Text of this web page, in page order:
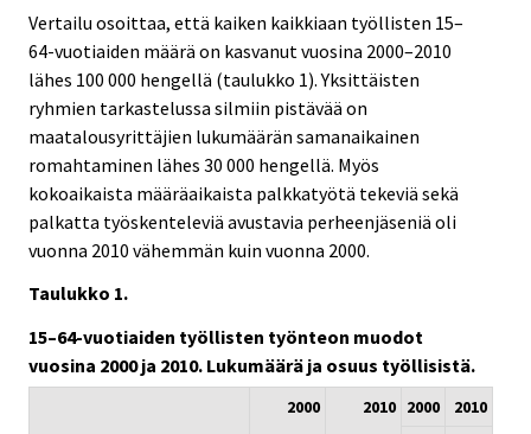
Vertailu osoittaa, että kaiken kaikkiaan työllisten 15–
64-vuotiaiden määrä on kasvanut vuosina 2000–2010
lähes 100 000 hengellä (taulukko 1). Yksittäisten
ryhmien tarkastelussa silmiin pistävää on
maatalousyrittäjien lukumäärän samanaikainen
romahtaminen lähes 30 000 hengellä. Myös
kokoaikaista määräaikaista palkkatyötä tekeviä sekä
palkatta työskenteleviä avustavia perheenjäseniä oli
vuonna 2010 vähemmän kuin vuonna 2000.
Taulukko 1.
15–64-vuotiaiden työllisten työnteon muodot
vuosina 2000 ja 2010. Lukumäärä ja osuus työllisistä.
2000 2010 2000
2010